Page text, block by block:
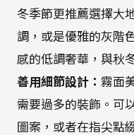
冬季節更推薦選擇大
調，或是優雅的灰階
感的低調奢華，與秋
善用細節設計： 霧面
需要過多的裝飾。可
圖案，或者在指尖點